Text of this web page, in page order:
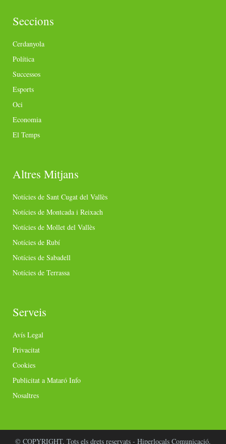
Seccions
Cerdanyola
Política
Successos
Esports
Oci
Economia
El Temps
Altres Mitjans
Notícies de Sant Cugat del Vallès
Notícies de Montcada i Reixach
Notícies de Mollet del Vallès
Notícies de Rubí
Notícies de Sabadell
Notícies de Terrassa
Serveis
Avís Legal
Privacitat
Cookies
Publicitat a Mataró Info
Nosaltres
© COPYRIGHT. Tots els drets reservats - Hiperlocals Comunicació.